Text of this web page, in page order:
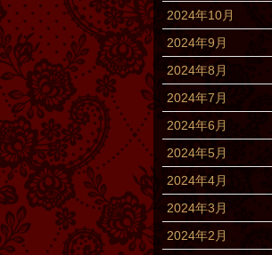
2024年10月
2024年9月
2024年8月
2024年7月
2024年6月
2024年5月
2024年4月
2024年3月
2024年2月